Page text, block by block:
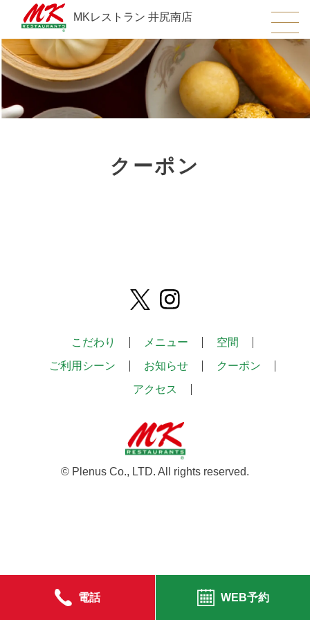
MKレストラン 井尻南店
クーポン
こだわり メニュー
空間
ご利用シーン
お知らせ
クーポン
アクセス
© Plenus Co., LTD. All rights reserved.
電話 WEB予約